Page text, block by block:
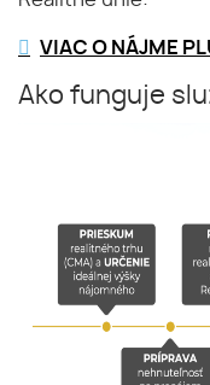
VIAC O NÁJME
Ako funguje